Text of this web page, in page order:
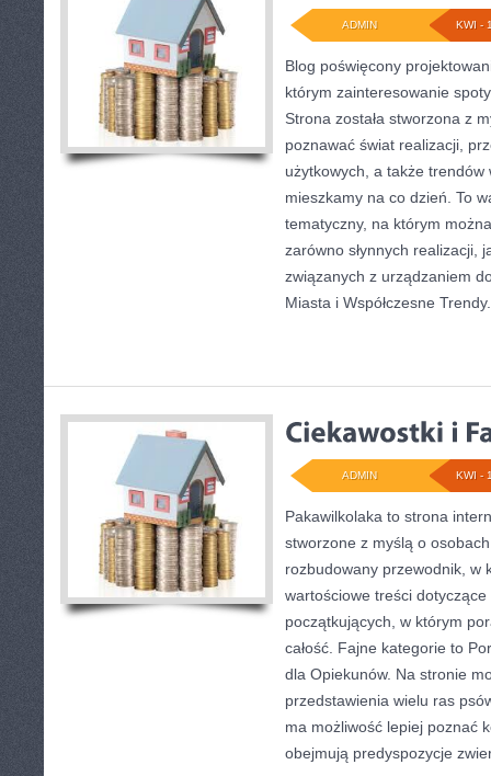
KWI -
ADMIN
Blog poświęcony
którym zainteresowanie
Strona została stworzona z
poznawać świat realizacji,
użytkowych, a także trendów
mieszkamy na co dzień. To
tematyczny, na którym
zarówno słynnych realizacji,
związanych z urządzaniem
Miasta i Współczesne
KWI -
ADMIN
Pakawilkolaka to strona
stworzone z myślą o
rozbudowany przewodnik, w
wartościowe treści
początkujących, w którym
całość. Fajne kategorie to
dla Opiekunów. Na stronie
przedstawienia wielu ras
ma możliwość lepiej poznać
obejmują predyspozycje